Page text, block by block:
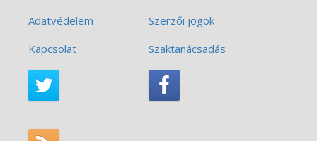
Adatvédelem
Szerzői jogok
Kapcsolat
Szaktanácsadás